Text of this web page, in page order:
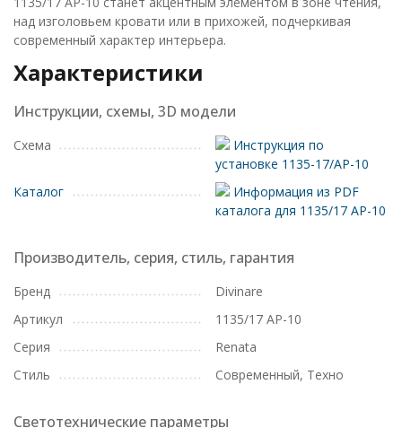
над изголовьем кровати или в прихожей, подчеркивая
современный характер интерьера.
Характеристики
Инструкции, схемы, 3D модели
Схема
Инструкция по
установке 1135-17/AP-10
Каталог
Информация из PDF
каталога для 1135/17 AP-10
Производитель, серия, стиль, гарантия
Бренд
Divinare
Артикул
1135/17 AP-10
Серия
Renata
Стиль
Современный, Техно
Светотехнические параметры